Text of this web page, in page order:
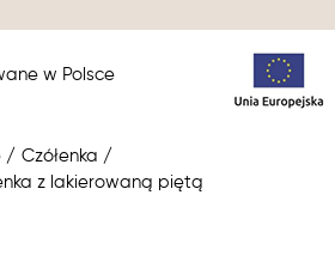
w Polsce
/ Czółenka /
z lakierowaną piętą